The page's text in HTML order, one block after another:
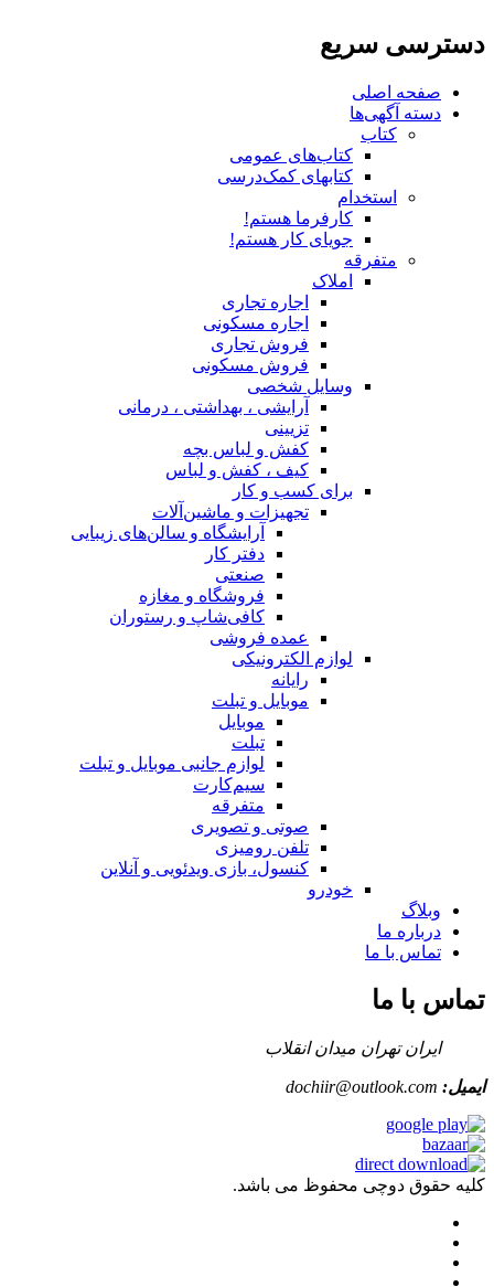
دسترسی سریع
صفحه اصلی
دسته آگهی‌ها
کتاب
کتاب‌های عمومی
کتابهای کمک‌درسی
استخدام
کارفرما هستم!
جویای کار هستم!
متفرقه
املاک
اجاره تجاری
اجاره مسکونی
فروش تجاری
فروش مسکونی
وسایل شخصی
آرایشی ، بهداشتی ، درمانی
تزیینی
کفش و لباس بچه
کیف ، کفش و لباس
برای کسب و کار
تجهیزات و ماشین‌آلات
آرایشگاه و سالن‌های زیبایی
دفتر کار
صنعتی
فروشگاه و مغازه
کافی‌شاپ و رستوران
عمده فروشی
لوازم الکترونیکی
رایانه
موبایل و تبلت
موبایل
تبلت
لوازم جانبی موبایل و تبلت
سیم‌کارت
متفرقه
صوتی و تصویری
تلفن رومیزی
کنسول، بازی‌ ویدئویی و آنلاین
خودرو
وبلاگ
درباره ما
تماس با ما
تماس با ما
ایران تهران میدان انقلاب
ایمیل: dochiir@outlook.com
کلیه حقوق دوچی محفوظ می باشد.